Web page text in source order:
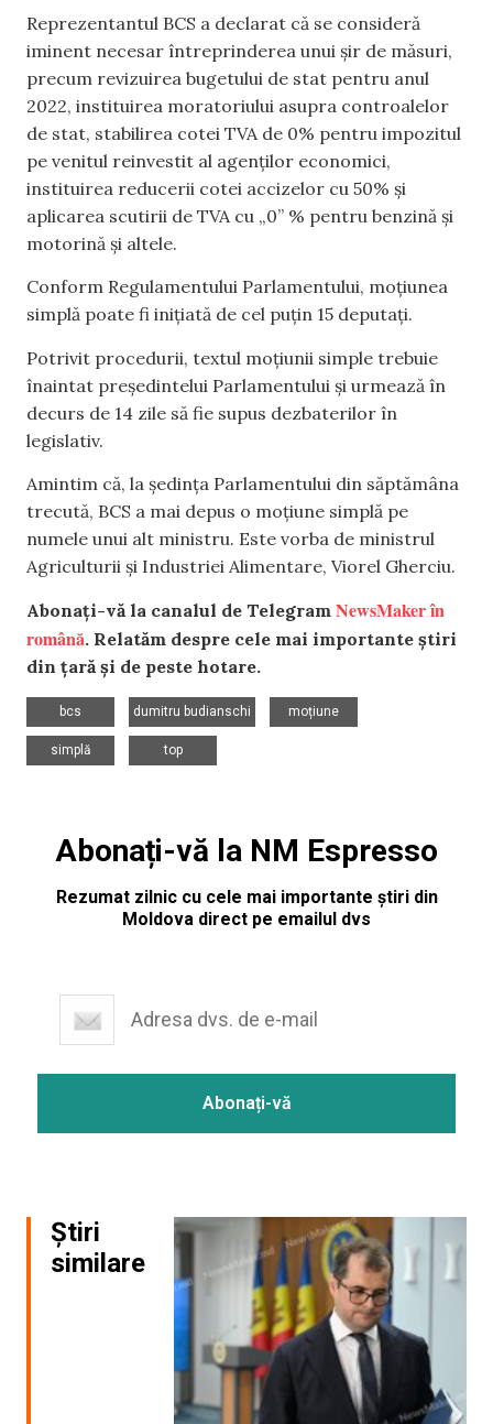
Reprezentantul BCS a declarat că se consideră
iminent necesar întreprinderea unui șir de măsuri,
precum revizuirea bugetului de stat pentru anul
2022, instituirea moratoriului asupra controalelor
de stat, stabilirea cotei TVA de 0% pentru impozitul
pe venitul reinvestit al agenților economici,
instituirea reducerii cotei accizelor cu 50% și
aplicarea scutirii de TVA cu „0” % pentru benzină și
motorină și altele.
Conform Regulamentului Parlamentului, moţiunea
simplă poate fi iniţiată de cel puţin 15 deputaţi.
Potrivit procedurii, textul moțiunii simple trebuie
înaintat președintelui Parlamentului și urmează în
decurs de 14 zile să fie supus dezbaterilor în
legislativ.
Amintim că, la ședința Parlamentului din săptămâna
trecută, BCS a mai depus o moțiune simplă pe
numele unui alt ministru. Este vorba de ministrul
Agriculturii și Industriei Alimentare, Viorel Gherciu.
Abonați-vă la canalul de Telegram NewsMaker în
română. Relatăm despre cele mai importante știri
din țară și de peste hotare.
bcs
dumitru budianschi
moțiune
simplă
top
Abonați-vă la NM Espresso
Rezumat zilnic cu cele mai importante știri din
Moldova direct pe emailul dvs
Știri
similare